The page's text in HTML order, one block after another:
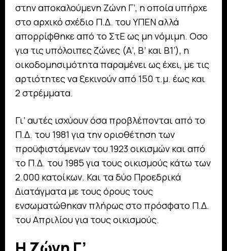
στην αποκαλούμενη Ζώνη Γ’, η οποία υπήρχε
στο αρχικό σχέδιο Π.Δ. του ΥΠΕΝ αλλά
απορρίφθηκε από το ΣτΕ ως μη νόμιμη. Οσο
για τις υπόλοιπες ζώνες (Α’, Β’ και Β1’), η
οικοδομησιμότητα παραμένει ως έχει, με τις
αρτιότητες να ξεκινούν από 150 τ.μ. έως και
2 στρέμματα.
Γι’ αυτές ισχύουν όσα προβλέπονται από το
Π.Δ. του 1981 για την οριοθέτηση των
προϋφιστάμενων του 1923 οικισμών και από
το Π.Δ. του 1985 για τους οικισμούς κάτω των
2.000 κατοίκων. Και τα δύο Προεδρικά
Διατάγματα με τους όρους τους
ενσωματώθηκαν πλήρως στο πρόσφατο Π.Δ.
του Απριλίου για τους οικισμούς.